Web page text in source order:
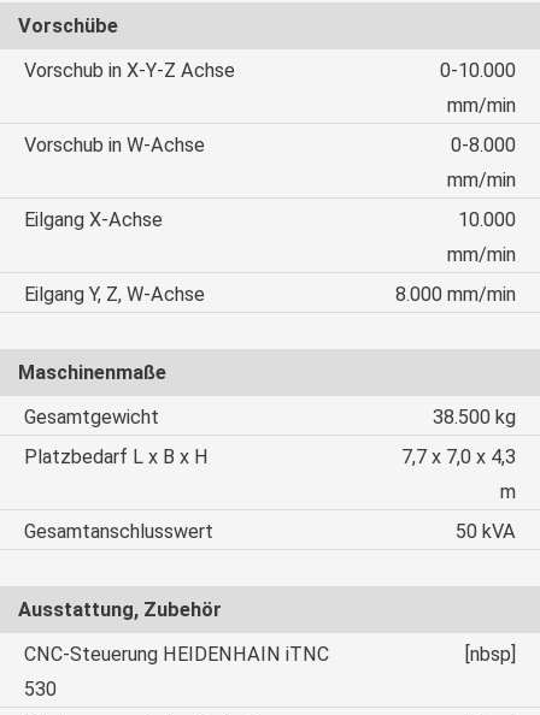
Vorschübe
Vorschub in X-Y-Z Achse
0-10.000
mm/min
Vorschub in W-Achse
0-8.000
mm/min
Eilgang X-Achse
10.000
mm/min
Eilgang Y, Z, W-Achse
8.000 mm/min
Maschinenmaße
Gesamtgewicht
38.500 kg
Platzbedarf L x B x H
7,7 x 7,0 x 4,3
m
Gesamtanschlusswert
50 kVA
Ausstattung, Zubehör
CNC-Steuerung HEIDENHAIN iTNC
530
[nbsp]